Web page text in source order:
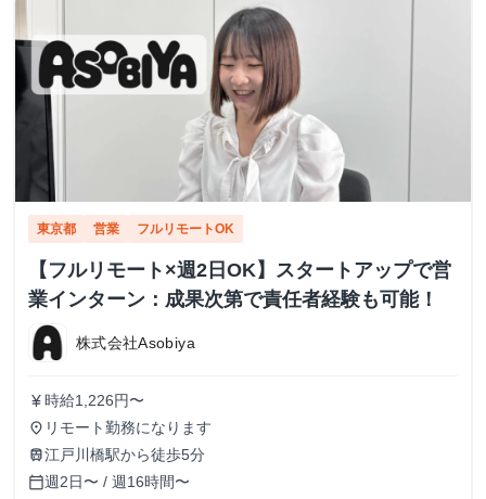
東京都 営業 フルリモートOK
【フルリモート×週2日OK】スタートアップで営
業インターン：成果次第で責任者経験も可能！
株式会社Asobiya
currency_yen 時給1,226円〜
place リモート勤務になります
train江戸川橋駅から徒歩5分
calendar_today週2日〜 / 週16時間〜